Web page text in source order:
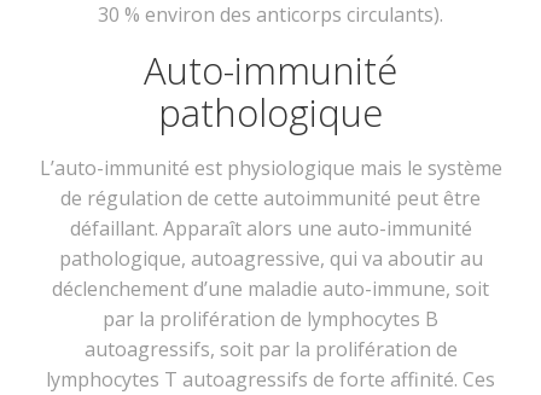
30 % environ des anticorps circulants).
Auto-immunité
pathologique
L’auto-immunité est physiologique mais le système
de régulation de cette autoimmunité peut être
défaillant. Apparaît alors une auto-immunité
pathologique, autoagressive, qui va aboutir au
déclenchement d’une maladie auto-immune, soit
par la prolifération de lymphocytes B
autoagressifs, soit par la prolifération de
lymphocytes T autoagressifs de forte affinité. Ces